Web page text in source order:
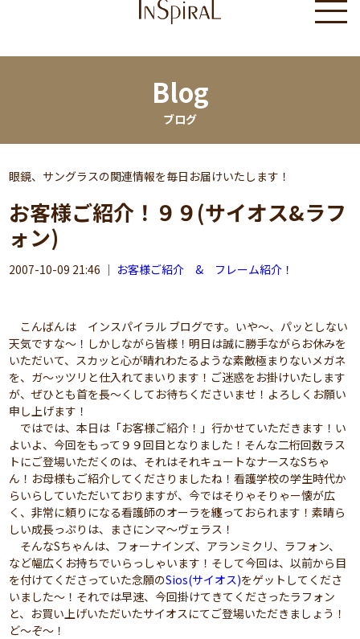
Blog
ブログ
眼鏡、サングラスの関連情報を毎日お届けいたします！
お客様ご紹介！９９(サイオス&ラフ
ォン)
2007-10-09 21:46 ｜ お客様ご紹介 & フレーム紹介！
こんばんは インスパイラル ブログです。いや～、パッとしない
天気ですな～！しかしながら皆様！明日は誠に勝手ながらお休みを
いただいて、スカッと心が晴れわたるような素敵極まりないメガネ
を、ガ～ッツリと仕入れてまいります！ご迷惑をお掛けいたします
が、ぜひとも首を長～くしてお待ちくださいませ！よろしくお願い
申し上げます！
ではでは、本日は「お客様ご紹介！」行かせていただきます！い
よいよ、今回をもって９９回目となりました！そんな二桁回数ラス
トにご登場いただくのは、それはそれキュートなナースなSちゃ
ん！お母様もご紹介してくださりましたね！看護学校の学生時代か
らいらしていただいておりますが、今ではそりゃそりゃー懐が広
く、非常に頼りになる看護師のオーラを纏っておられます！素晴ら
しい成長っぷりは、まさにンマ～ヴェラス！
そんなSちゃんは、フォーナインズ、アランミクリ、ラフォン、
など幅広くお持ちでいらっしゃいます！そして今回は、以前から目
を付けてくださっていた念願のSios(サイオス)をゲットしてくださ
いました～！それでは早速、今回掛けてきてくださったラフォン
と、お買い上げいただいたサイオスにてご登場いただきましょう！
ど～ぞ～！